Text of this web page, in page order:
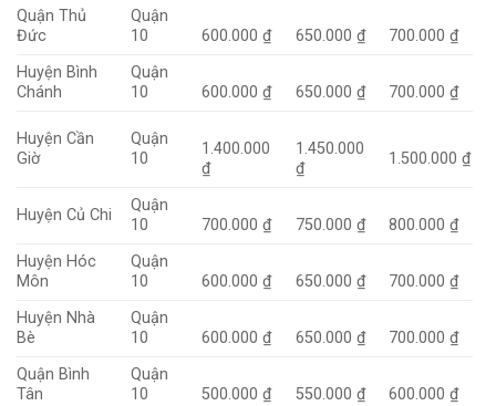
Quận Thủ
Đức
Quận
10
600.000 ₫ 650.000 ₫
700.000 ₫
Huyện Bình
Chánh
Quận
10
600.000 ₫ 650.000 ₫ 700.000 ₫
Huyện Cần
Giờ
Quận
10
1.400.000
₫
1.450.000
₫
1.500.000 ₫
Huyện Củ Chi
Quận
10
700.000 ₫ 750.000 ₫
800.000 ₫
Huyện Hóc
Môn
Quận
10
600.000 ₫ 650.000 ₫
700.000 ₫
Huyện Nhà
Bè
Quận
10
600.000 ₫ 650.000 ₫
700.000 ₫
Quận Bình
Tân
Quận
10
500.000 ₫ 550.000 ₫ 600.000 ₫